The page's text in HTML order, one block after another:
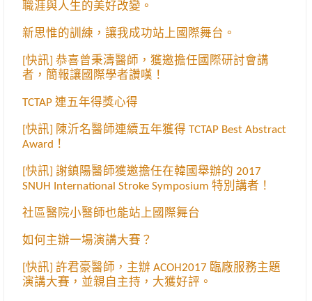
職涯與人生的美好改變。
新思惟的訓練，讓我成功站上國際舞台。
[快訊] 恭喜曾秉濤醫師，獲邀擔任國際研討會講
者，簡報讓國際學者讚嘆！
TCTAP 連五年得獎心得
[快訊] 陳沂名醫師連續五年獲得 TCTAP Best Abstract
Award！
[快訊] 謝鎮陽醫師獲邀擔任在韓國舉辦的 2017
SNUH International Stroke Symposium 特別講者！
社區醫院小醫師也能站上國際舞台
如何主辦一場演講大賽？
[快訊] 許君豪醫師，主辦 ACOH2017 臨廠服務主題
演講大賽，並親自主持，大獲好評。